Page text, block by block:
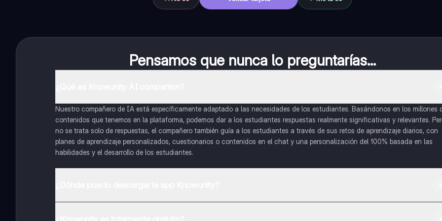
Pensamos que nunca lo preguntarías...
Nuestro compañero de IA está específicamente adaptado a las necesidades de los estudiantes. Basándonos en los millones
contenidos que tenemos en la plataforma, podemos dar a los estudiantes respuestas realmente significativas y relevantes.
no se trata solo de respuestas, el compañero también guía a los estudiantes a través de sus retos de aprendizaje diarios, con
planes de aprendizaje personalizados, cuestionarios o contenidos en el chat y una personalización del 100% basada en las
habilidades y el desarrollo de los estudiantes.